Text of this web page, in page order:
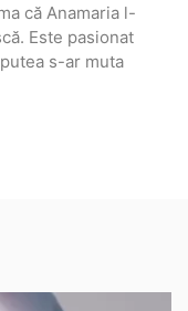
că Anamaria l-
Este pasionat
s-ar muta